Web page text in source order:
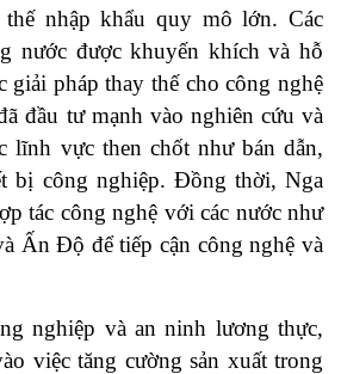
nhập khẩu quy mô lớn. Các
nước được khuyến khích và hỗ
giải pháp thay thế cho công nghệ
đầu tư mạnh vào nghiên cứu và
lĩnh vực then chốt như bán dẫn,
bị công nghiệp. Đồng thời, Nga
tác công nghệ với các nước như
Ấn Độ để tiếp cận công nghệ và
nghiệp và an ninh lương thực,
việc tăng cường sản xuất trong